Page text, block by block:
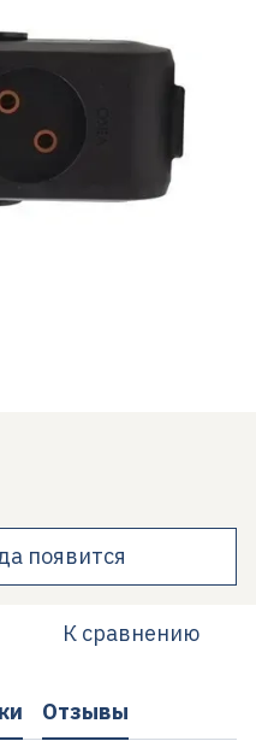
появится
К сравнению
Отзывы